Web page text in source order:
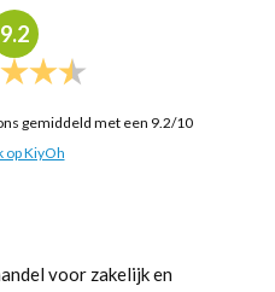
9.2
gemiddeld met een 9.2/10
op KiyOh
voor zakelijk en